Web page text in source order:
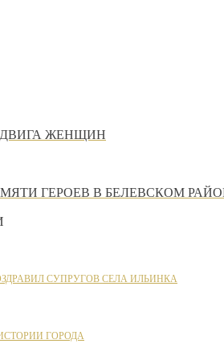
ЖЕНЩИН
ГЕРОЕВ В БЕЛЕВСКОМ
СУПРУГОВ СЕЛА ИЛЬИНКА
ГОРОДА